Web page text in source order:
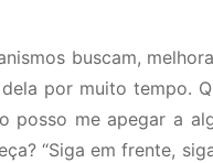
buscam,
por muito tempo.
me apegar a
“Siga em frente,